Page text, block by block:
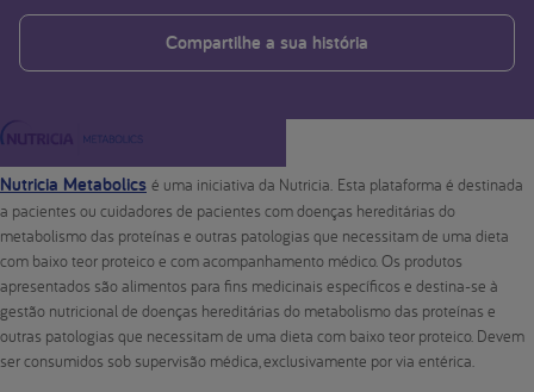
Compartilhe a sua história
Nutricia Metabolics é uma iniciativa da Nutricia. Esta plataforma é destinada
a pacientes ou cuidadores de pacientes com doenças hereditárias do
metabolismo das proteínas e outras patologias que necessitam de uma dieta
com baixo teor proteico e com acompanhamento médico. Os produtos
apresentados são alimentos para fins medicinais específicos e destina-se à
gestão nutricional de doenças hereditárias do metabolismo das proteínas e
outras patologias que necessitam de uma dieta com baixo teor proteico. Devem
ser consumidos sob supervisão médica, exclusivamente por via entérica.